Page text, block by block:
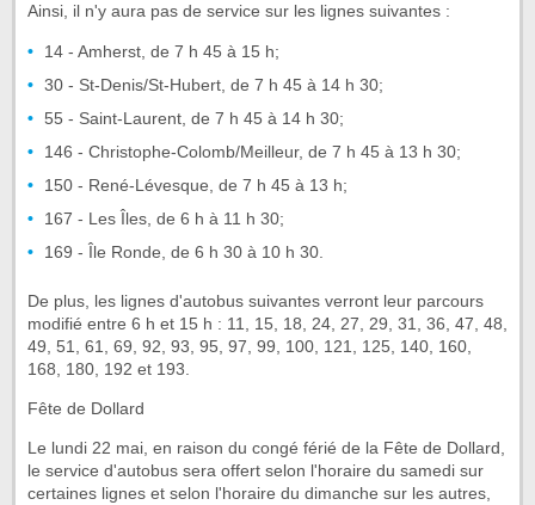
Ainsi, il n'y aura pas de service sur les lignes suivantes :
14 - Amherst, de 7 h 45 à 15 h;
30 - St-Denis/St-Hubert, de 7 h 45 à 14 h 30;
55 - Saint-Laurent, de 7 h 45 à 14 h 30;
146 - Christophe-Colomb/Meilleur, de 7 h 45 à 13 h 30;
150 - René-Lévesque, de 7 h 45 à 13 h;
167 - Les Îles, de 6 h à 11 h 30;
169 - Île Ronde, de 6 h 30 à 10 h 30.
De plus, les lignes d'autobus suivantes verront leur parcours
modifié entre 6 h et 15 h : 11, 15, 18, 24, 27, 29, 31, 36, 47, 48,
49, 51, 61, 69, 92, 93, 95, 97, 99, 100, 121, 125, 140, 160,
168, 180, 192 et 193.
Fête de Dollard
Le lundi 22 mai, en raison du congé férié de la Fête de Dollard,
le service d'autobus sera offert selon l'horaire du samedi sur
certaines lignes et selon l'horaire du dimanche sur les autres,